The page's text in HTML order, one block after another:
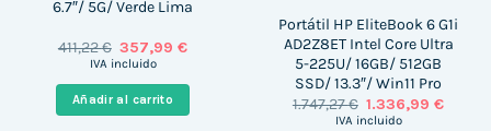
6.7″/ 5G/ Verde Lima
411,22€ El
precio
era:
411,22 €.
357,99€El
es:
357,99 €.
IVA incluido
Añadir al carrito
Portátil HP EliteBook 6 G1i
AD2Z8ET Intel Core Ultra
5-225U/ 16GB/ 512GB
SSD/ 13.3″/ Win11 Pro
1.747,27€ El
precio
1.336,99€El
IVA incluido